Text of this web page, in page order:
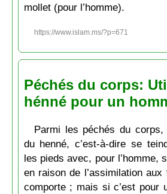
mollet (pour l’homme).
https://www.islam.ms/?p=671
Péchés du corps:
hénné pour un
Parmi les péchés du
du henné, c’est-à-dire se
les pieds avec, pour l’homme,
en raison de l’assimilation
comporte ; mais si c’est pour